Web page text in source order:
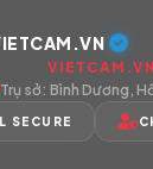
VIETCAM.VN
Trụ sở: Bình Dương,
SECURE